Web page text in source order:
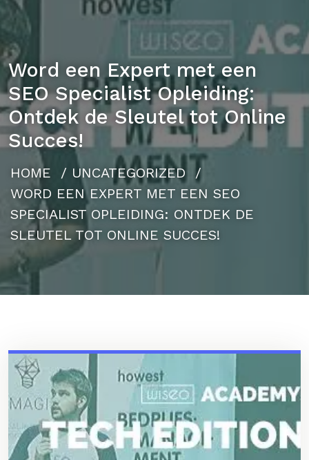
Word een Expert met een
SEO Specialist Opleiding:
Ontdek de Sleutel tot Online
Succes!
HOME / UNCATEGORIZED /
WORD EEN EXPERT MET EEN SEO
SPECIALIST OPLEIDING: ONTDEK DE
SLEUTEL TOT ONLINE SUCCES!